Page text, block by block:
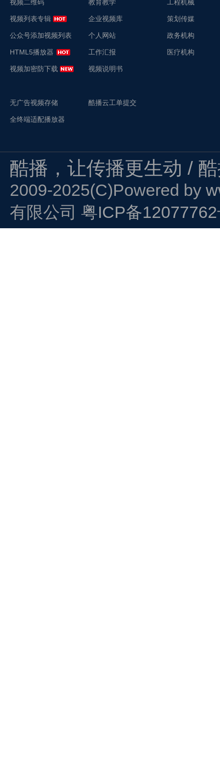
视频二维码
视频列表专辑
公众号添加视频列表
HTML5播放器
视频加密防下载
无广告视频存储
全终端适配播放器
教育教学
企业视频库
个人网站
工作汇报
视频说明书
酷播云工单提交
工程机械
策划传媒
政务机构
医疗机构
酷播，让传播更生动 /
2009-2025(C)Powered by
有限公司 粤ICP备